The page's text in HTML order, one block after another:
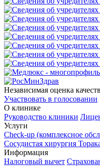
Независимая оценка
Участвовать в голосовании
О клинике
Руководство клиники
Услуги
Check-up (комплексное
Сосудистая хирургия
Информация
Налоговый вычет